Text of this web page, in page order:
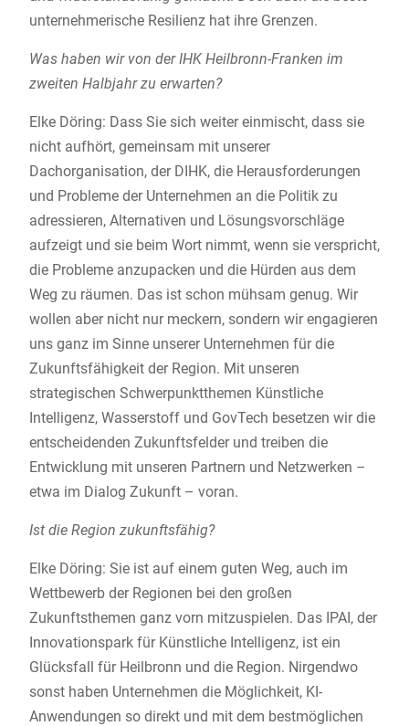
unternehmerische Resilienz hat ihre Grenzen.
Was haben wir von der IHK Heilbronn-Franken im
zweiten Halbjahr zu erwarten?
Elke Döring: Dass Sie sich weiter einmischt, dass sie
nicht aufhört, gemeinsam mit unserer
Dachorganisation, der DIHK, die Herausforderungen
und Probleme der Unternehmen an die Politik zu
adressieren, Alternativen und Lösungsvorschläge
aufzeigt und sie beim Wort nimmt, wenn sie verspricht,
die Probleme anzupacken und die Hürden aus dem
Weg zu räumen. Das ist schon mühsam genug. Wir
wollen aber nicht nur meckern, sondern wir engagieren
uns ganz im Sinne unserer Unternehmen für die
Zukunftsfähigkeit der Region. Mit unseren
strategischen Schwerpunktthemen Künstliche
Intelligenz, Wasserstoff und GovTech besetzen wir die
entscheidenden Zukunftsfelder und treiben die
Entwicklung mit unseren Partnern und Netzwerken –
etwa im Dialog Zukunft – voran.
Ist die Region zukunftsfähig?
Elke Döring: Sie ist auf einem guten Weg, auch im
Wettbewerb der Regionen bei den großen
Zukunftsthemen ganz vorn mitzuspielen. Das IPAI, der
Innovationspark für Künstliche Intelligenz, ist ein
Glücksfall für Heilbronn und die Region. Nirgendwo
sonst haben Unternehmen die Möglichkeit, KI-
Anwendungen so direkt und mit dem bestmöglichen